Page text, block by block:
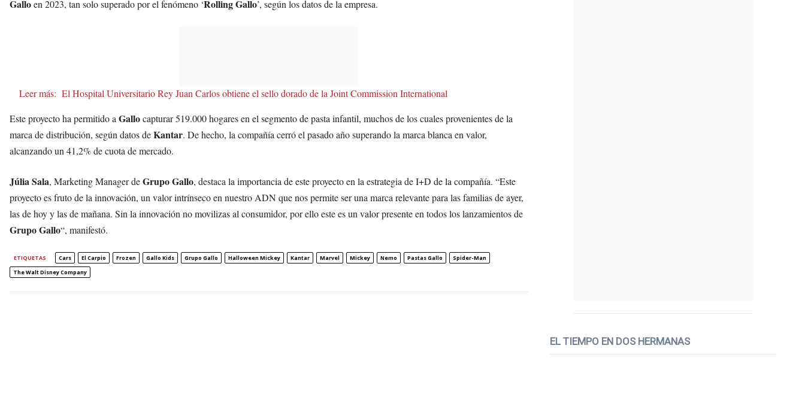
Galloen 2023, tan solo superado por el fenómeno ‘Rolling Gallo’, según los datos de la empresa.
Leer más: El Hospital Universitario Rey Juan Carlos obtiene el sello dorado de la Joint Commission International
Este proyecto ha permitido a Gallocapturar 519.000 hogares en el segmento de pasta infantil, muchos de los cuales provenientes de la
marca de distribución, según datos deKantar. De hecho, la compañía cerró el pasado año superando la marca blanca en valor,
alcanzando un 41,2% de cuota de mercado.
Júlia Sala, Marketing Manager deGrupo Gallo, destaca la importancia de este proyecto en la estrategia de I+D de la compañía. “Este
proyecto es fruto de la innovación, un valor intrínseco en nuestro ADN que nos permite ser una marca relevante para las familias de ayer,
las de hoy y las de mañana. Sin la innovación no movilizas al consumidor, por ello este es un valor presente en todos los lanzamientos de
Grupo Gallo“, manifestó.
ETIQUETAS Cars El Carpio Frozen Gallo Kids Grupo Gallo Halloween Mickey Kantar Marvel Mickey Nemo Pastas Gallo
Spider-Man
The Walt Disney Company
EL TIEMPO EN DOS HERMANAS